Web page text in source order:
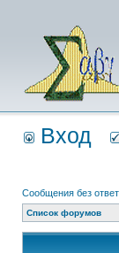
Вход
Сообщения без
Список форумов